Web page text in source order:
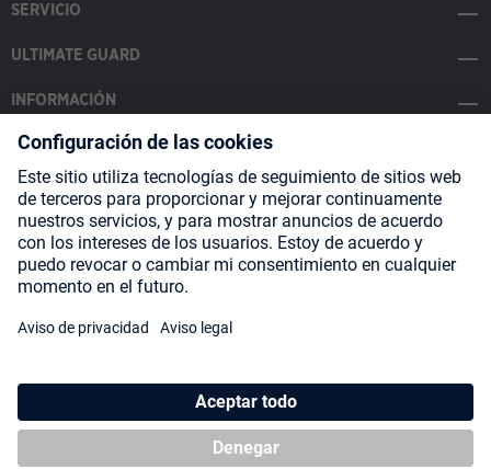
SERVICIO
ULTIMATE GUARD
INFORMACIÓN
SOCIAL MEDIA
Payment Methods
Shipping
Blog